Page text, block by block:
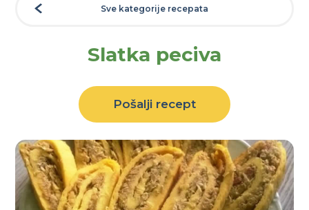
Sve kategorije recepata
Slatka peciva
Pošalji recept